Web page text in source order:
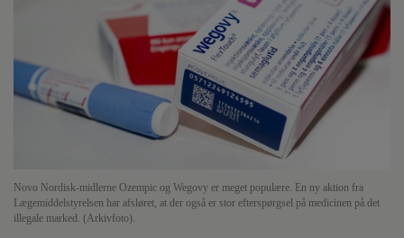
Novo Nordisk-midlerne Ozempic og Wegovy er meget populære. En ny aktion fra
Lægemiddelstyrelsen har afsløret, at der også er stor efterspørgsel på medicinen på det
illegale marked. (Arkivfoto).